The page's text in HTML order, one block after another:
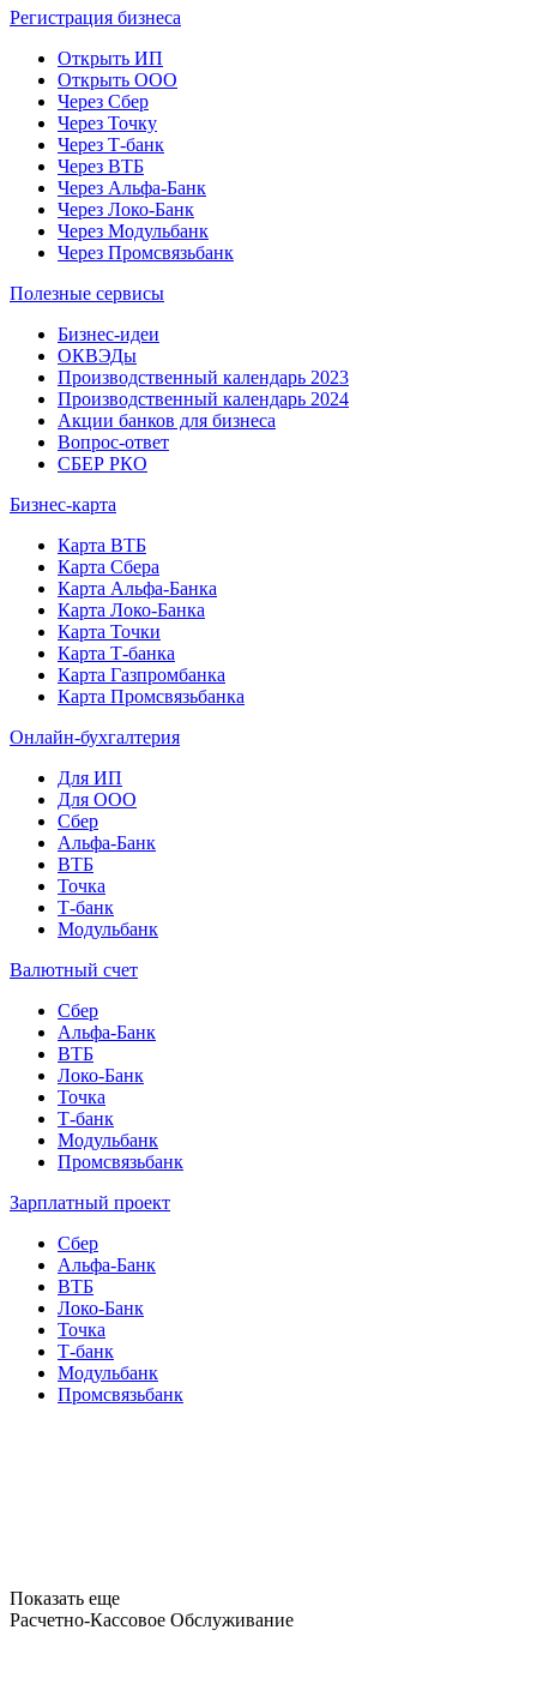
Регистрация бизнеса
Открыть ИП
Открыть ООО
Через Сбер
Через Точку
Через Т-банк
Через ВТБ
Через Альфа-Банк
Через Локо-Банк
Через Модульбанк
Через Промсвязьбанк
Полезные сервисы
Бизнес-идеи
ОКВЭДы
Производственный календарь 2023
Производственный календарь 2024
Акции банков для бизнеса
Вопрос-ответ
СБЕР РКО
Бизнес-карта
Карта ВТБ
Карта Сбера
Карта Альфа-Банка
Карта Локо-Банка
Карта Точки
Карта Т-банка
Карта Газпромбанка
Карта Промсвязьбанка
Онлайн-бухгалтерия
Для ИП
Для ООО
Сбер
Альфа-Банк
ВТБ
Точка
Т-банк
Модульбанк
Валютный счет
Сбер
Альфа-Банк
ВТБ
Локо-Банк
Точка
Т-банк
Модульбанк
Промсвязьбанк
Зарплатный проект
Сбер
Альфа-Банк
ВТБ
Локо-Банк
Точка
Т-банк
Модульбанк
Промсвязьбанк
Показать еще
Расчетно-Кассовое Обслуживание